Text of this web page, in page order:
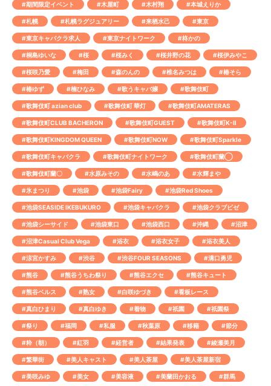
#期間限定イベント #木屋町 #木村翔 #本城えりか
#札幌 #札幌ラグジュアリー #来栖水己 #東京
#東京キャバクラ求人 #東京ナイトワーク #柊かの
#桐島ゆいな #桜 #桜みく #桜井野の花 #桜伊みやこ
#桜咲乃愛 #梅田 #森のんの #椎名みつは #椿そら
#椿ゆず #楠ひなみ #歌うキャバ嬢 #歌舞伎町
#歌舞伎町 azian club #歌舞伎町 華灯 #歌舞伎町AMATERAS
#歌舞伎町CLUB BACHERON #歌舞伎町GUEST #歌舞伎町K-Ⅱ
#歌舞伎町KINGDOM QUEEN #歌舞伎町NOW #歌舞伎町Sparkle
#歌舞伎町キャバクラ #歌舞伎町ナイトワーク #歌舞伎町蘭◯
#歌舞伎町蘭〇 #水原みその #水嶋のあ #水輝まや
#氷まつり #池袋 #池袋Fairy #池袋Red Shoes
#池袋SEASIDE IKEBUKURO #池袋キャバクラ #池袋クラブビゼ
#池袋シーサイド #池袋東口 #池袋西口 #沖縄 #沼津
#沼津Casual Club Vega #浴衣 #浴衣女子 #浴衣美人
#涼宮かすみ #渋谷 #渋谷FOUR SEASONS #溝口勇児
#熊谷 #熊谷うちわ祭り #熊谷エクセ #熊谷キュート
#熊谷ベルス #熟女 #白咲ゆづき #看板レース
#真白ひまり #真白ゆき #着物 #祇園 #祇園祭
#祭り #福岡 #私服 #秋葉原 #移籍 #節分
#粋（朝） #紅羽 #経営者 #結果発表 #綾瀬美月
#繁華街 #美人キャスト #美人茶屋 #美人茶屋新宿
#美咲みゆ #美女 #美容液 #美蘭田かおる #群馬